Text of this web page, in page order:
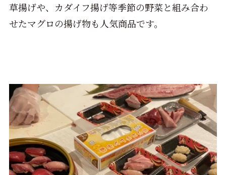
草揚げや、カダイフ揚げ等季節の野菜と組み合わ
せたマグロの揚げ物も人気商品です。